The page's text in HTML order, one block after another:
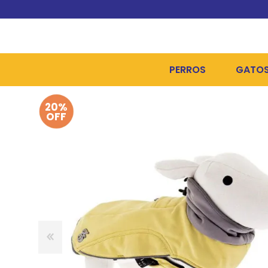
PERROS
HIGIENE, PELUQUERÍA Y
CAMAS Y CASETAS
BOLSOS Y
BOLSAS PARA MATERIA
COLLARES, ARNESES Y
20%
OFF